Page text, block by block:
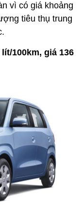
vì có giá khoảng
tiêu thụ trung
lít/100km, giá 136